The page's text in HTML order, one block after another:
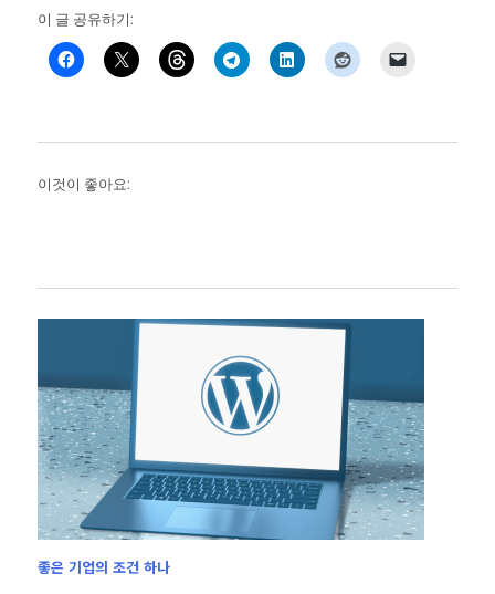
이 글 공유하기:
이것이 좋아요:
좋은 기업의 조건 하나